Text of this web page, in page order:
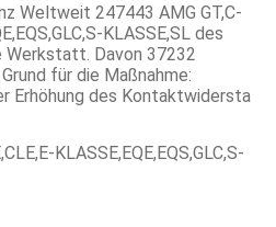
Weltweit 247443 AMG GT,C-
KLASSE,SL des
Werkstatt. Davon 37232
für die Maßnahme:
Erhöhung des Kontaktwidersta
KLASSE,EQE,EQS,GLC,S-